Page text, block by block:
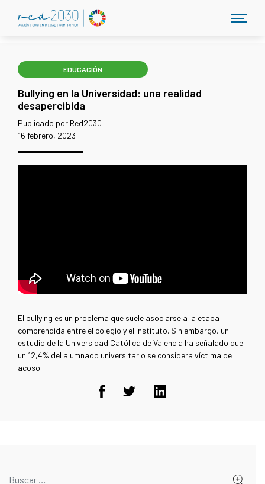
EDUCACIÓN
Bullying en la Universidad: una realidad
desapercibida
Publicado por Red2030
16 febrero, 2023
El bullying es un problema que suele asociarse a la etapa
comprendida entre el colegio y el instituto. Sin embargo, un
estudio de la Universidad Católica de Valencia ha señalado que
un 12,4% del alumnado universitario se considera víctima de
acoso.